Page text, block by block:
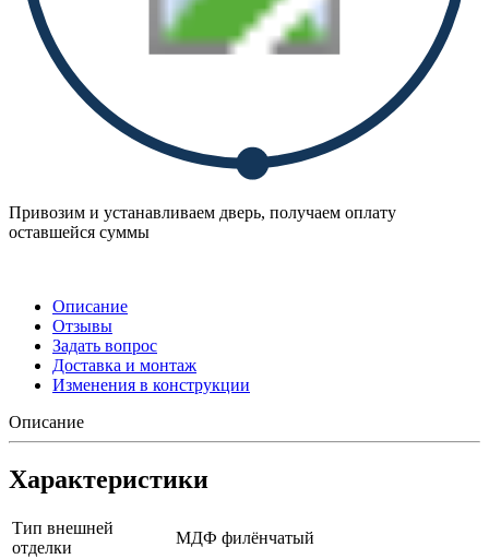
Привозим и устанавливаем дверь, получаем оплату
оставшейся суммы
Описание
Отзывы
Задать вопрос
Доставка и монтаж
Изменения в конструкции
Описание
Характеристики
Тип внешней
отделки
МДФ филёнчатый